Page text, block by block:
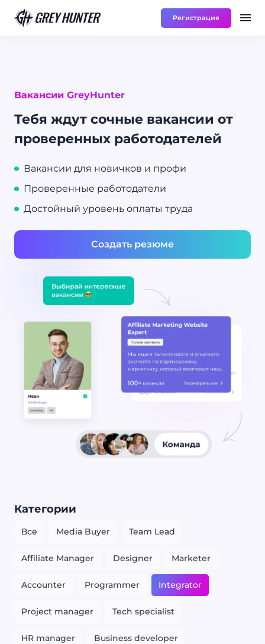
UA Работа
Регистрация
Вакансии GreyHunter
Тебя ждут сочные вакансии от
проверенных работодателей
Вакансии для новичков и профи
Проверенные работодатели
Достойный уровень оплаты труда
Создать резюме
Категории
Все Media Buyer Team Lead
Affiliate Manager Designer Marketer
Accounter Programmer Integrator
Project manager Tech specialist
HR manager Business developer